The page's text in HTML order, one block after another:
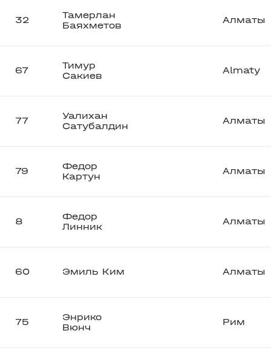
32
Тамерлан
Баяхметов
Алматы
67
Тимур
Сакиев
Almaty
77
Уалихан
Сатубалдин
Алматы
79
Федор
Картун
Алматы
8
Федор
Линник
Алматы
60 Эмиль Ким Алматы
75
Энрико
Вюнч
Рим